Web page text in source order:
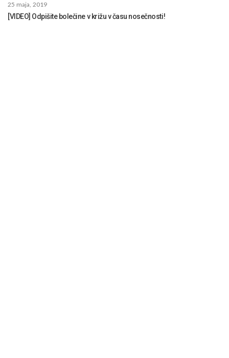
25 maja, 2019
[VIDEO] Odpišite bolečine v križu v času nosečnosti!